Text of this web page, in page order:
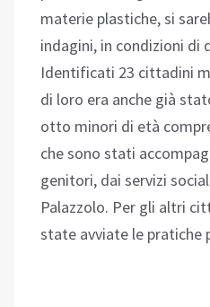
materie plastiche, si
indagini, in condizioni di
Identificati 23 cittadini
di loro era anche già
otto minori di età
che sono stati
genitori, dai servizi
Palazzolo. Per gli altri
state avviate le pratiche